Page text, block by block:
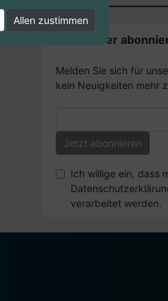
Newsletter
Melden Sie sich für
kein Neuigkeiten mehr
Ich willige ein, dass
verarbeitet werden.
Allen zustimmen